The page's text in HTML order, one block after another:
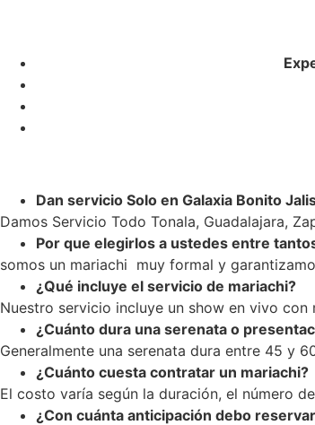
Dan servicio Solo en Galaxia Bonito
Damos Servicio Todo Tonala, Guadalajara,
Por que elegirlos a ustedes entre
somos un mariachi muy formal y
¿Qué incluye el servicio de mariachi?
Nuestro servicio incluye un show en vivo
¿Cuánto dura una serenata o
Generalmente una serenata dura entre 45 y
¿Cuánto cuesta contratar un mariachi?
El costo varía según la duración, el número
¿Con cuánta anticipación debo